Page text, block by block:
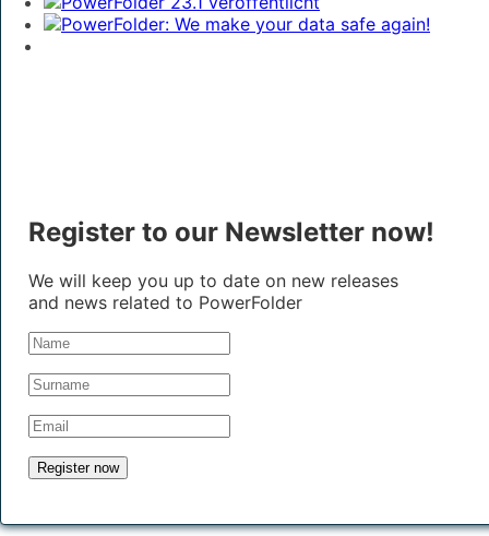
Register to our Newsletter now!
We will keep you up to date on new releases
and news related to PowerFolder